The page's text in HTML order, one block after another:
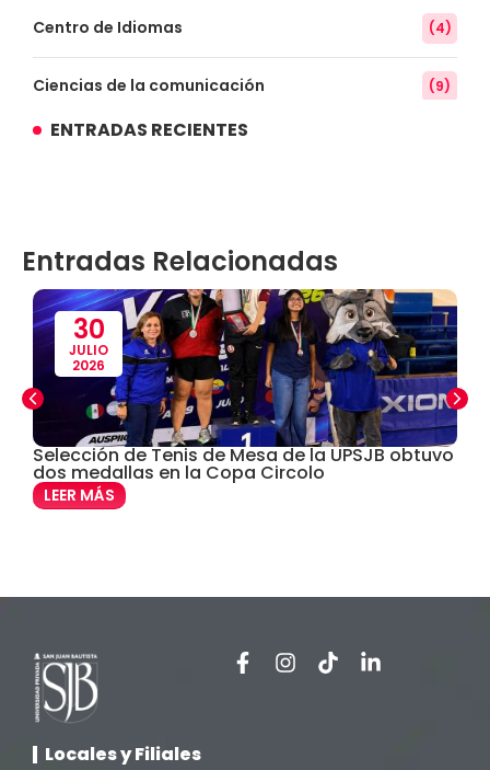
Centro de Idiomas (4)
Ciencias de la comunicación (9)
Convenios
Defensoría Universitaria (3)
Departamento Cultural Artístico y Deportivo (28)
Derecho (24)
Enfermería
Facultad de Ciencias de la Salud
Facultad de Derecho y Ciencias Empresariales
ENTRADAS RECIENTES
Entradas Relacionadas
30
JULIO
2026
Selección de Tenis de Mesa de la UPSJB obtuvo
dos medallas en la Copa Circolo
LEER MÁS
Locales y Filiales